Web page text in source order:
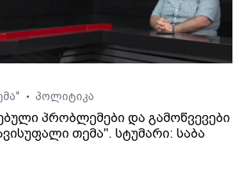
• პოლიტიკა
პრობლემები და გამოწვევები
თემა". სტუმარი: საბა